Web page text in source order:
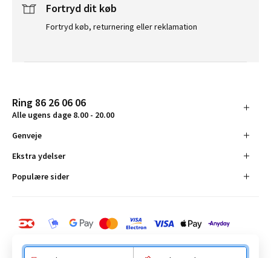
Fortryd dit køb
Fortryd køb, returnering eller reklamation
Ring 86 26 06 06
Alle ugens dage 8.00 - 20.00
Genveje
Ekstra ydelser
Populære sider